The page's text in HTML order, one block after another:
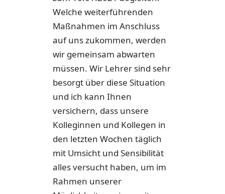
Welche weiterführenden
Maßnahmen im Anschluss
auf uns zukommen, werden
wir gemeinsam abwarten
müssen. Wir Lehrer sind sehr
besorgt über diese Situation
und ich kann Ihnen
versichern, dass unsere
Kolleginnen und Kollegen in
den letzten Wochen täglich
mit Umsicht und Sensibilität
alles versucht haben, um im
Rahmen unserer